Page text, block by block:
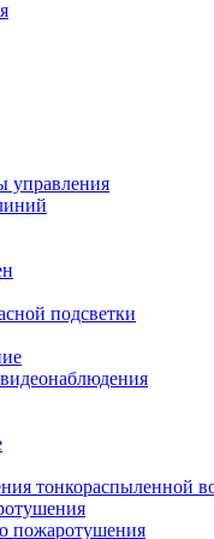
управления
подсветки
тонкораспыленной
пожаротушения